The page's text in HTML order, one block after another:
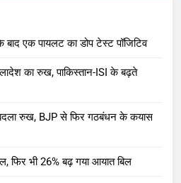
एक पायलट का डोप टेस्ट पॉजिटिव
का रुख, पाकिस्तान-ISI के बढ़ते
रुख, BJP से फिर गठबंधन के कयास
फिर भी 26% बढ़ गया आयात बिल